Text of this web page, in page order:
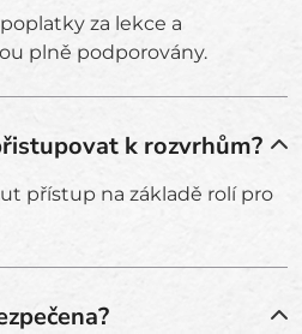
za lekce a
plně podporovány.
k rozvrhům?
přístup na základě rolí pro